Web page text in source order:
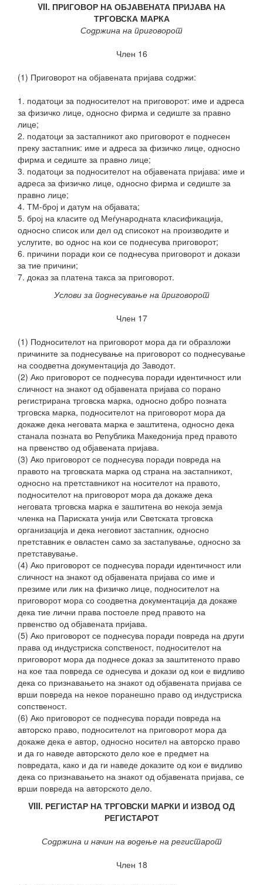
VII. ПРИГОВОР НА ОБЈАВЕНАТА ПРИЈАВА НА
ТРГОВСКА МАРКА
Содржина на приговорот
Член 16
(1) Приговорот на објавената пријава содржи:
1. податоци за подносителот на приговорот: име и адреса
за физичко лице, односно фирма и седиште за правно
лице;
2. податоци за застапникот ако приговорот е поднесен
преку застапник: име и адреса за физичко лице, односно
фирма и седиште за правно лице;
3. податоци за подносителот на објавената пријава: име и
адреса за физичко лице, односно фирма и седиште за
правно лице;
4. ТМ-број и датум на објавата;
5. број на класите од Меѓународната класификација,
односно список или дел од списокот на производите и
услугите, во однос на кои се поднесува приговорот;
6. причини поради кои се поднесува приговорот и докази
за тие причини;
7. доказ за платена такса за приговорот.
Услови за поднесување на приговорот
Член 17
(1) Подносителот на приговорот мора да ги образложи
причините за поднесување на приговорот со поднесување
на соодветна документација до Заводот.
(2) Ако приговорот се поднесува поради идентичност или
сличност на знакот од објавената пријава со порано
регистрирана трговска марка, односно добро позната
трговска марка, подносителот на приговорот мора да
докаже дека неговата марка е заштитена, односно дека
станала позната во Република Македонија пред правото
на првенство од објавената пријава.
(3) Ако приговорот се поднесува поради повреда на
правото на трговската марка од страна на застапникот,
односно на претставникот на носителот на правото,
подносителот на приговорот мора да докаже дека
неговата трговска марка е заштитена во некоја земја
членка на Париската унија или Светската трговска
организација и дека неговиот застапник, односно
претставник е овластен само за застапување, односно за
претставување.
(4) Ако приговорот се поднесува поради идентичност или
сличност на знакот од објавената пријава со име и
презиме или лик на физичко лице, подносителот на
приговорот мора со соодветна документација да докаже
дека тие лични права постоеле пред правото на
првенство од објавената пријава.
(5) Ако приговорот се поднесува поради повреда на други
права од индустриска сопственост, подносителот на
приговорот мора да поднесе доказ за заштитеното право
на кое таа повреда се однесува и докази од кои е видливо
дека со признавањето на знакот од објавената пријава се
врши повреда на некое поранешно право од индустриска
сопственост.
(6) Ако приговорот се поднесува поради повреда на
авторско право, подносителот на приговорот мора да
докаже дека е автор, односно носител на авторско право
и да го наведе авторското дело кое е предмет на
повредата, како и да ги наведе доказите од кои е видливо
дека со признавањето на знакот од објавената пријава, се
врши повреда на авторското дело.
VIII. РЕГИСТАР НА ТРГОВСКИ МАРКИ И ИЗВОД ОД
РЕГИСТАРОТ
Содржина и начин на водење на регистарот
Член 18